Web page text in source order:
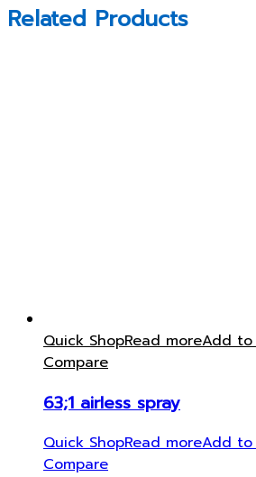
Related Products
Quick ShopRead moreAdd to
Compare
63;1 airless spray
Quick ShopRead moreAdd to
Compare